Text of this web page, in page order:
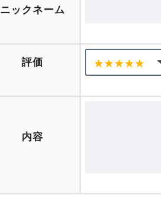
口コミを投稿する
ニックネーム
内容